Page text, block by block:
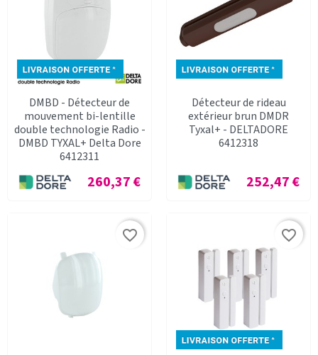
DMBD - Détecteur de
mouvement bi-lentille
double technologie Radio -
DMBD TYXAL+ Delta Dore
6412311
Prix
260,37 €
Détecteur de rideau
extérieur brun DMDR
Tyxal+ - DELTADORE
6412318
Prix
252,47 €
favorite_border favorite_border